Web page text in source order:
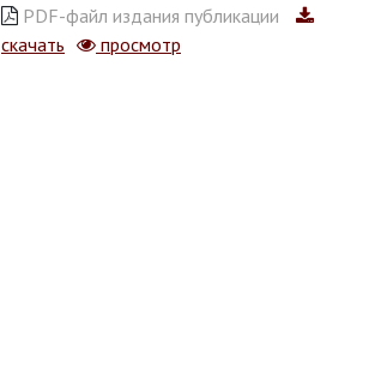
PDF-файл издания публикации
скачать
просмотр